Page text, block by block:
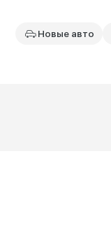
Новые авто